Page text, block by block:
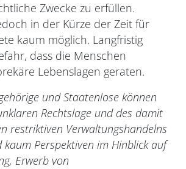
Zwecke zu erfüllen.
in der Kürze der Zeit für
kaum möglich. Langfristig
dass die Menschen
Lebenslagen geraten.
und Staatenlose können
Rechtslage und des damit
restriktiven Verwaltungshandelns
kaum Perspektiven im Hinblick auf
Erwerb von